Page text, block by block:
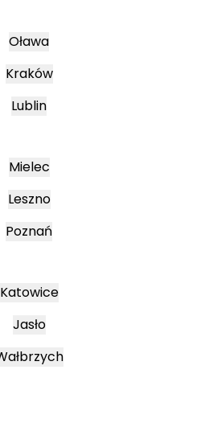
Oława
Kraków
Lublin
Mielec
Leszno
Poznań
Katowice
Jasło